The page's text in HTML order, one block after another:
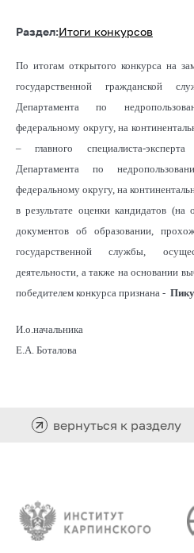
Раздел:Итоги конкурсов
По итогам открытого конкурса на
государственной гражданской
Департамента по
федеральному округу, на
– главного специалиста-
Департамента по
федеральному округу, на
в результате оценки кандидатов (на
документов об образовании,
государственной службы,
деятельности, а также на основании
победителем конкурса признана -
И.о.начальника
Е.А. Боталова
вернуться к разделу